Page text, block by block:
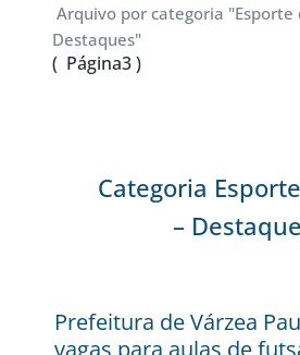
Arquivo por categoria "Esporte
Destaques"
( Página3 )
Categoria
–
Prefeitura de Várzea